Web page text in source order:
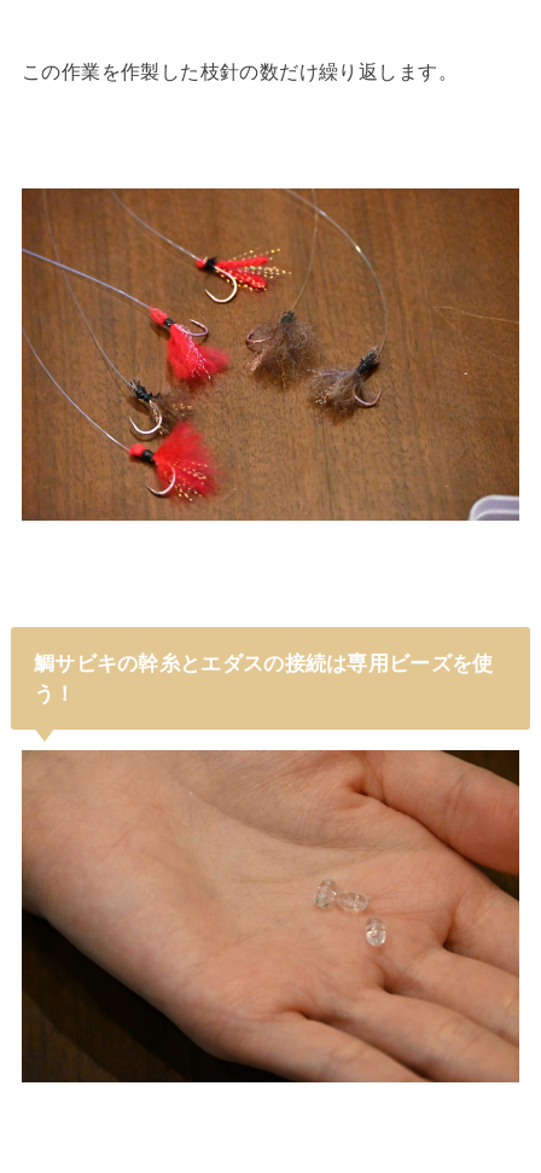
この作業を作製した枝針の数だけ繰り返します。
鯛サビキの幹糸とエダスの接続は専用ビーズを使
う！